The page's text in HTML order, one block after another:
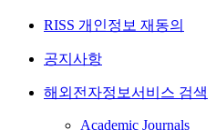
RISS 개인정보 재동의
공지사항
해외전자정보서비스 검색
Academic Journals